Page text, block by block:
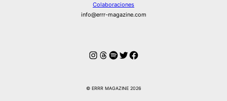
Colaboraciones
info@errr-magazine.com
Instagram
Hilos
Spotify
Twitter
Facebook
© ERRR MAGAZINE 2026